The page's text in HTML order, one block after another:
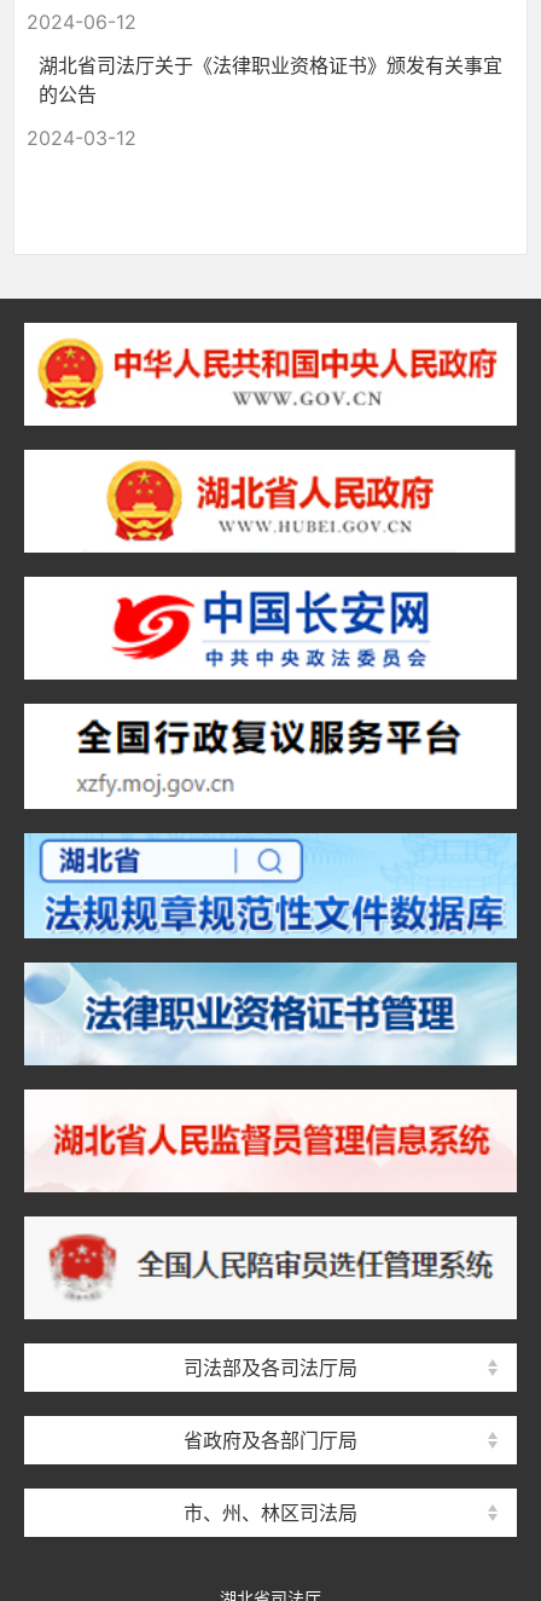
2024-06-12
湖北省司法厅关于《法律职业资格证书》颁发有关事宜
的公告
2024-03-12
司法部及各司法厅局
省政府及各部门厅局
市、州、林区司法局